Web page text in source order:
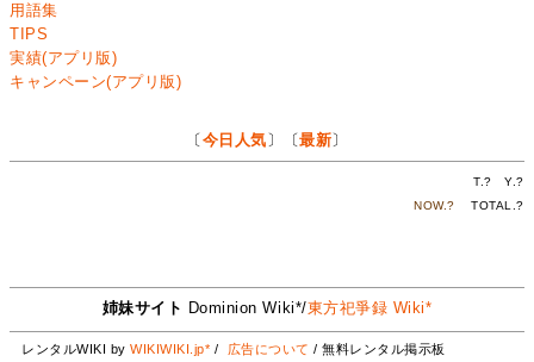
用語集
TIPS
実績(アプリ版)
キャンペーン(アプリ版)
〔 今日人気 〕〔最新〕
T.? Y.?
NOW.? TOTAL.?
姉妹サイト Dominion Wiki*/東方祀爭録 Wiki*
レンタルWIKI byWIKIWIKI.jp* / 広告について / 無料レンタル掲示板